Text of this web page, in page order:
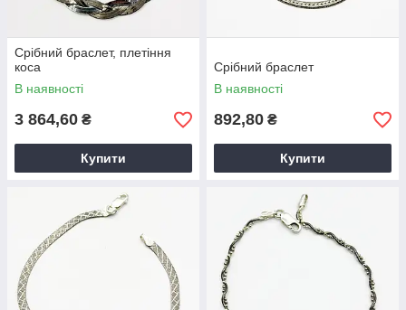
Срібний браслет, плетіння
коса
В наявності
3 864,60 ₴
Купити
Срібний браслет
В наявності
892,80 ₴
Купити